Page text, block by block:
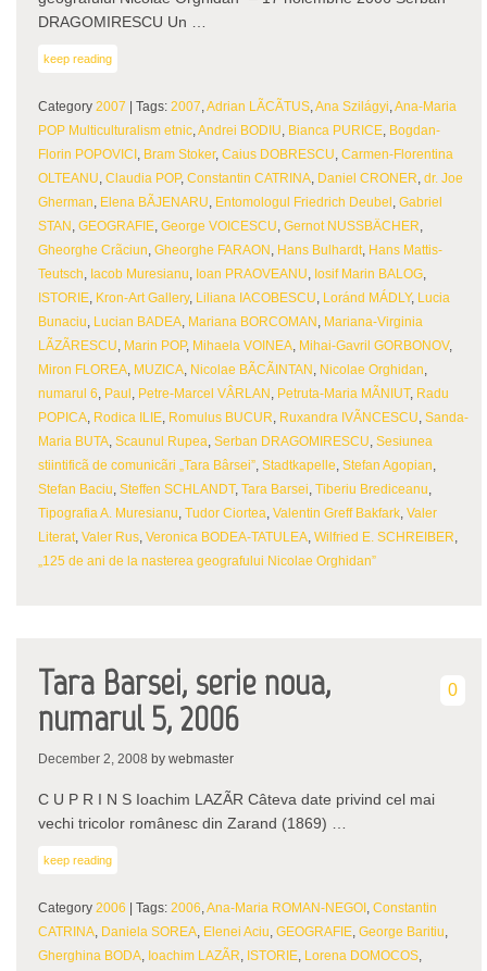
DRAGOMIRESCU Un …
keep reading
Category 2007 | Tags: 2007,Adrian LÃCÃTUS,Ana Szilágyi,Ana-Maria
POP Multiculturalism etnic,Andrei BODIU, Bianca PURICE, Bogdan-
Florin POPOVICI , Bram Stoker, Caius DOBRESCU, Carmen-Florentina
OLTEANU, Claudia POP, Constantin CATRINA, Daniel CRONER, dr. Joe
Gherman, Elena BÃJENARU, Entomologul Friedrich Deubel , Gabriel
STAN , GEOGRAFIE, George VOICESCU, Gernot NUSSBÄCHER,
Gheorghe Crãciun, Gheorghe FARAON , Hans Bulhardt, Hans Mattis-
Teutsch, Iacob Muresianu, Ioan PRAOVEANU, Iosif Marin BALOG,
ISTORIE, Kron-Art Gallery, Liliana IACOBESCU, Loránd MÁDLY, Lucia
Bunaciu, Lucian BADEA, Mariana BORCOMAN , Mariana-Virginia
LÃZÃRESCU, Marin POP, Mihaela VOINEA, Mihai-Gavril GORBONOV,
Miron FLOREA, MUZICA, Nicolae BÃCÃINTAN , Nicolae Orghidan,
numarul 6, Paul , Petre-Marcel VÂRLAN , Petruta-Maria MÃNIUT, Radu
POPICA, Rodica ILIE, Romulus BUCUR, Ruxandra IVÃNCESCU, Sanda-
Maria BUTA, Scaunul Rupea, Serban DRAGOMIRESCU, Sesiunea
stiintificã de comunicãri „Tara Bârsei”, Stadtkapelle, Stefan Agopian,
Stefan Baciu, Steffen SCHLANDT, Tara Barsei, Tiberiu Brediceanu,
Tipografia A. Muresianu, Tudor Ciortea, Valentin Greff Bakfark, Valer
Literat, Valer Rus, Veronica BODEA-TATULEA, Wilfried E. SCHREIBER,
„125 de ani de la nasterea geografului Nicolae Orghidan”
Tara Barsei, serie noua,
numarul 5, 2006
0
December 2, 2008 by webmaster
C U P R I N S Ioachim LAZÃR Câteva date privind cel mai
vechi tricolor românesc din Zarand (1869) …
keep reading
Category 2006 | Tags: 2006,Ana-Maria ROMAN-NEGOI , Constantin
CATRINA, Daniela SOREA, Elenei Aciu, GEOGRAFIE, George Baritiu,
Gherghina BODA, Ioachim LAZÃR, ISTORIE, Lorena DOMOCOS,